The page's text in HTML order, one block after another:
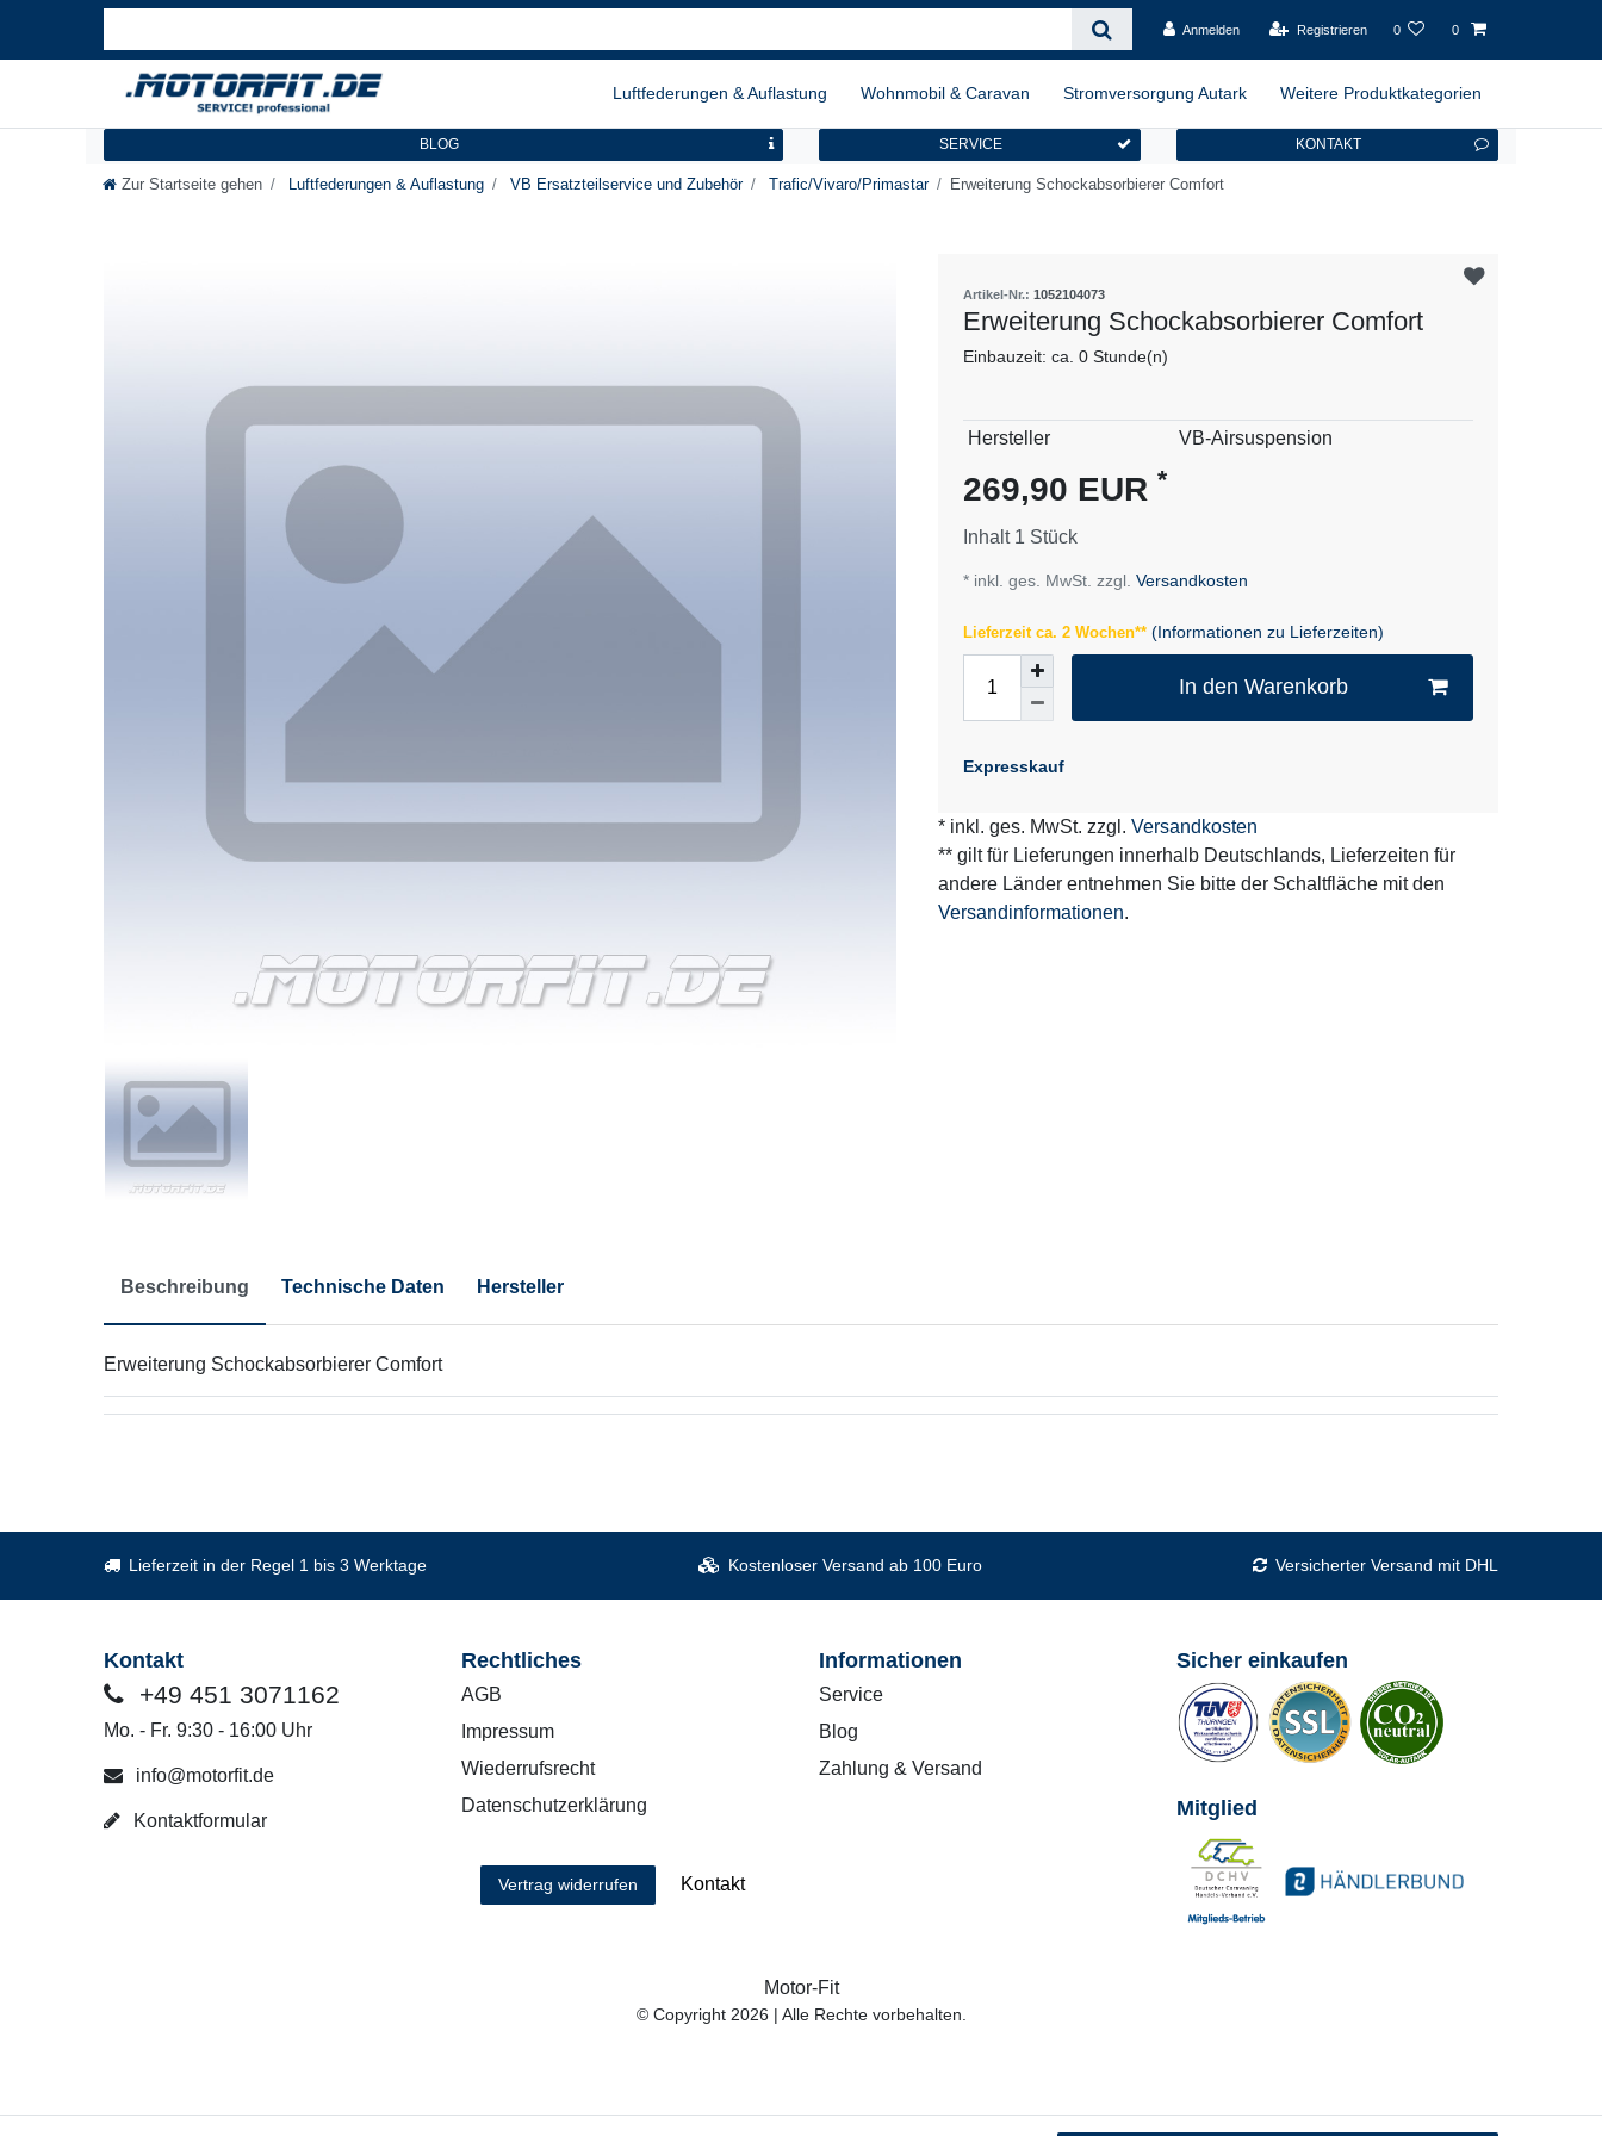
Anmelden Registrieren 0 0
Luftfederungen & Auflastung Wohnmobil & Caravan Stromversorgung Autark Weitere Produktkategorien
BLOG SERVICE KONTAKT
Zur Startseite gehen Luftfederungen & Auflastung VB Ersatzteilservice und Zubehör Trafic/Vivaro/Primastar Erweiterung Schockabsorbierer Comfort
Artikel-Nr.: 1052104073
Erweiterung Schockabsorbierer Comfort
Einbauzeit: ca. 0 Stunde(n)
Technisches
Wert
Hersteller VB-Airsuspension
269,90 EUR *
Inhalt 1 Stück
* inkl. ges. MwSt. zzgl. Versandkosten
Lieferzeit ca. 2 Wochen** (Informationen zu Lieferzeiten)
In den Warenkorb
Expresskauf
* inkl. ges. MwSt. zzgl. Versandkosten
** gilt für Lieferungen innerhalb Deutschlands, Lieferzeiten für
andere Länder entnehmen Sie bitte der Schaltfläche mit den
Versandinformationen.
Beschreibung Technische Daten Hersteller
Erweiterung Schockabsorbierer Comfort
Lieferzeit in der Regel 1 bis 3 Werktage Kostenloser Versand ab 100 Euro Versicherter Versand mit DHL
Kontakt
+49 451 3071162
Mo. - Fr. 9:30 - 16:00 Uhr
info@motorfit.de
Kontaktformular
Rechtliches
AGB
Impressum
Wiederrufsrecht
Datenschutzerklärung
Vertrag widerrufen Kontakt
Informationen
Service
Blog
Zahlung & Versand
Sicher einkaufen
Mitglied
Motor-Fit
© Copyright 2026 | Alle Rechte vorbehalten.